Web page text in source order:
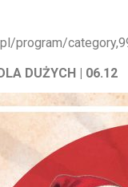
program/
DUŻYCH | 06.12